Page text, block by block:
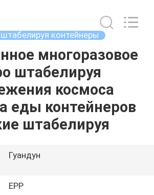
контейнеры
многоразовое
штабелируя
космоса
еды контейнеров
штабелируя
Гуандун
EPP